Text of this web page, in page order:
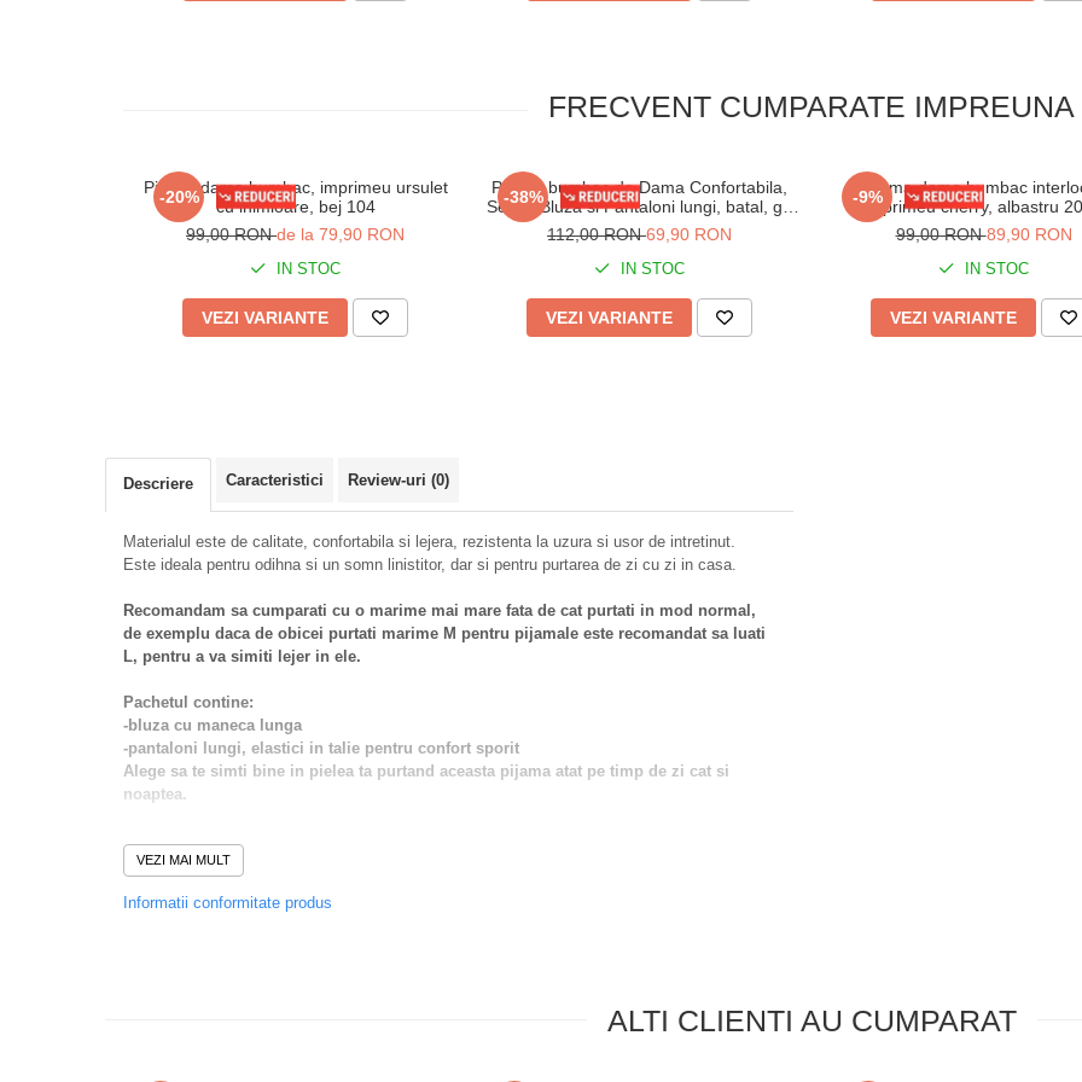
FRECVENT CUMPARATE IMPREUNA
-20%
Pijama dama bumbac, imprimeu ursulet
cu inimioare, bej 104
99,00 RONde la 79,90 RON
IN STOC
VEZI VARIANTE
-38%
Pijama bumbac de Dama Confortabila,
Set cu Bluza si Pantaloni lungi, batal, gri
16255
112,00 RON69,90 RON
IN STOC
VEZI VARIANTE
-9%
Pijama dama bumbac
imprimeu cherry, albastru
99,00 RON89,90 RON
IN STOC
VEZI VARIANTE
Descriere Caracteristici Review-uri (0)
Materialul este de calitate, confortabila si lejera, rezistenta la uzura si usor de intretinut.
Este ideala pentru odihna si un somn linistitor, dar si pentru purtarea de zi cu zi in casa.
Recomandam sa cumparati cu o marime mai mare fata de cat purtati in mod normal,
de exemplu daca de obicei purtati marime M pentru pijamale este recomandat sa luati
L, pentru a va simiti lejer in ele.
Pachetul contine:
-bluza cu maneca lunga
-pantaloni lungi, elastici in talie pentru confort sporit
Alege sa te simti bine in pielea ta purtand aceasta pijama atat pe timp de zi cat si
noaptea.
Intretinere:
Se spala la maxim 40 grade, se calca la 130 grade, nu se folosesc inalbitori.
VEZI MAI MULT
Informatii conformitate produs
ALTI CLIENTI AU CUMPARAT